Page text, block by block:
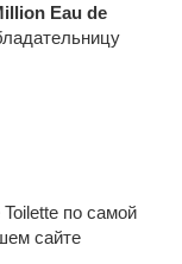
Eau de
по самой
сайте